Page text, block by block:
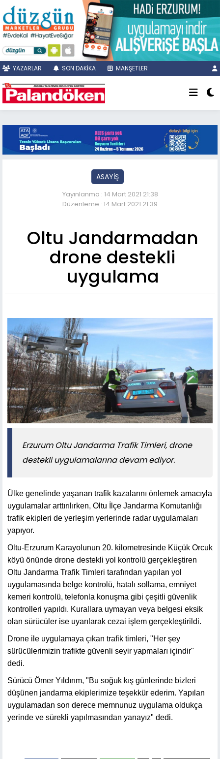
YAZARLAR SON DAKİKA MANŞETLER
ASAYİŞ
Yayınlanma : 14 Mart 2021 21:38
Düzenleme : 14 Mart 2021 21:39
Oltu Jandarmadan
drone destekli
uygulama
Erzurum Oltu Jandarma Trafik Timleri, drone
destekli uygulamalarına devam ediyor.
Ülke genelinde yaşanan trafik kazalarını önlemek amacıyla
uygulamalar arttırılırken, Oltu İlçe Jandarma Komutanlığı
trafik ekipleri de yerleşim yerlerinde radar uygulamaları
yapıyor.
Oltu-Erzurum Karayolunun 20. kilometresinde Küçük Orcuk
köyü önünde drone destekli yol kontrolü gerçekleştiren
Oltu Jandarma Trafik Timleri tarafından yapılan yol
uygulamasında belge kontrolü, hatalı sollama, emniyet
kemeri kontrolü, telefonla konuşma gibi çeşitli güvenlik
kontrolleri yapıldı. Kurallara uymayan veya belgesi eksik
olan sürücüler ise uyarılarak cezai işlem gerçekleştirildi.
Drone ile uygulamaya çıkan trafik timleri, "Her şey
sürücülerimizin trafikte güvenli seyir yapmaları içindir"
dedi.
Sürücü Ömer Yıldırım, "Bu soğuk kış günlerinde bizleri
düşünen jandarma ekiplerimize teşekkür ederim. Yapılan
uygulamadan son derece memnunuz uygulama oldukça
yerinde ve sürekli yapılmasından yanayız" dedi.